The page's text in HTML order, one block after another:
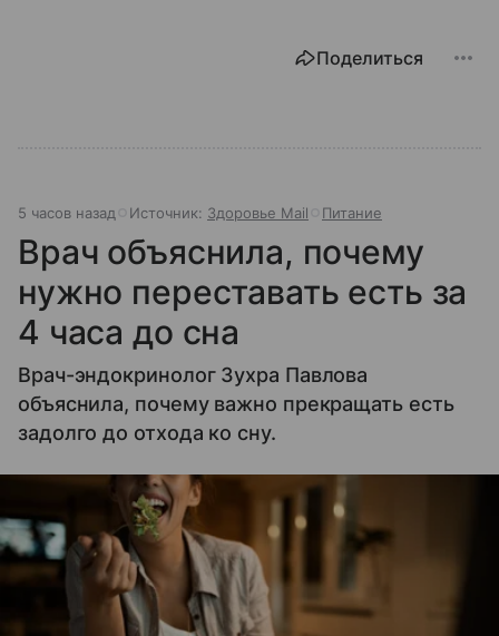
Поделиться
5 часов назад Источник: Здоровье Mail Питание
Врач объяснила, почему
нужно переставать есть за
4 часа до сна
Врач-эндокринолог Зухра Павлова
объяснила, почему важно прекращать есть
задолго до отхода ко сну.